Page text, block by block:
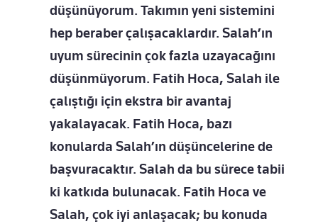
düşünüyorum. Takımın yeni sistemini
hep beraber çalışacaklardır. Salah’ın
uyum sürecinin çok fazla uzayacağını
düşünmüyorum. Fatih Hoca, Salah ile
çalıştığı için ekstra bir avantaj
yakalayacak. Fatih Hoca, bazı
konularda Salah’ın düşüncelerine de
başvuracaktır. Salah da bu sürece tabii
ki katkıda bulunacak. Fatih Hoca ve
Salah, çok iyi anlaşacak; bu konuda